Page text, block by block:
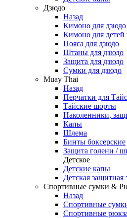
Дзюдо
Назад
Кимоно для дзюдо
Кимоно для
Пояса для дзюдо
Штаны для дзюдо
Защита для дзюдо
Сумки для дзюдо
Muay Thai
Назад
Перчатки для
Тайские шорты
Наколенники,
Капы
Шлема
Бинты боксерские
Защита голени /
Детское
Детские капы
Детская защитная
Спортивные сумки &
Назад
Спортивные
Спортивные